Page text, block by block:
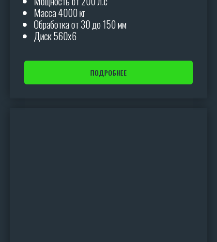
Масса 4000 кг
Обработка от 30 до 150 мм
Диск 560х6
ПОДРОБНЕЕ